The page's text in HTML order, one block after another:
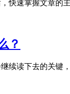
快速掌握文章的
？
续读下去的关键